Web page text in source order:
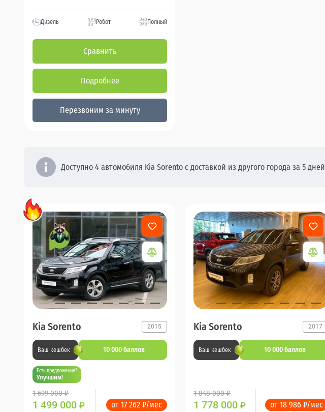
Дизель Робот Полный
Сравнить
Подробнее
Перезвоним за минуту
Доступно 4 автомобиля Kia Sorento с доставкой из другого города за 5 дней
Kia Sorento 2015
Ваш кешбек 10 000 баллов
Есть предложение?
Улучшим!
1 699 000 ₽
1 499 000 ₽ от 17 262 ₽/мес
Kia Sorento 2017
Ваш кешбек 10 000 баллов
1 848 000 ₽
1 778 000 ₽ от 18 986 ₽/мес